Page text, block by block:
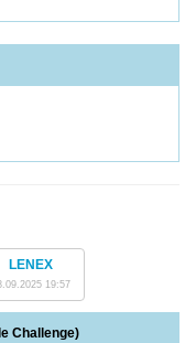
LENEX
19:57
Challenge)